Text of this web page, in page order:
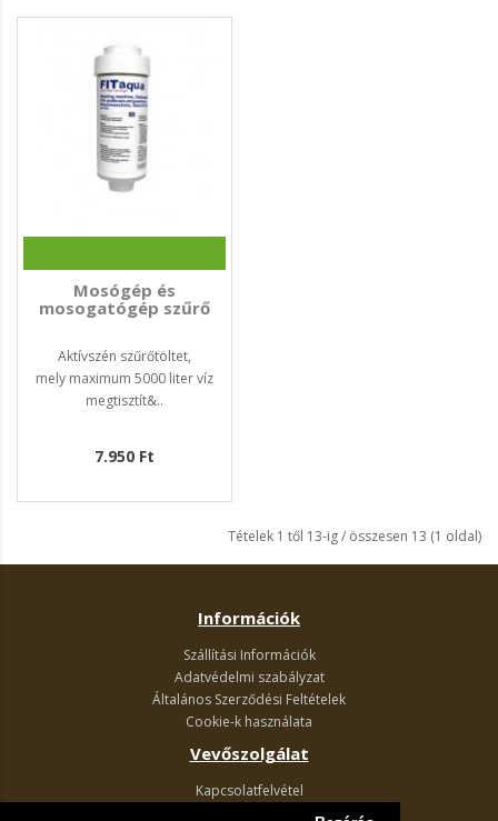
Mosógép és
mosogatógép szűrő
Aktívszén szűrőtöltet,
mely maximum 5000 liter víz
megtisztít&..
7.950 Ft
Tételek 1 től 13-ig / összesen 13 (1 oldal)
Információk
Szállítási Információk
Adatvédelmi szabályzat
Általános Szerződési Feltételek
Cookie-k használata
Vevőszolgálat
Kapcsolatfelvétel